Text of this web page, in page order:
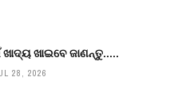
ଖାଇବେ ଜାଣନ୍ତୁ.....
28, 2026